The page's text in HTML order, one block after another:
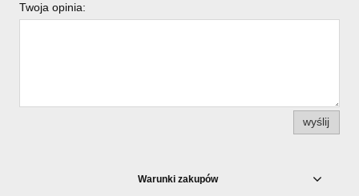
Twoja opinia:
wyślij
Warunki zakupów